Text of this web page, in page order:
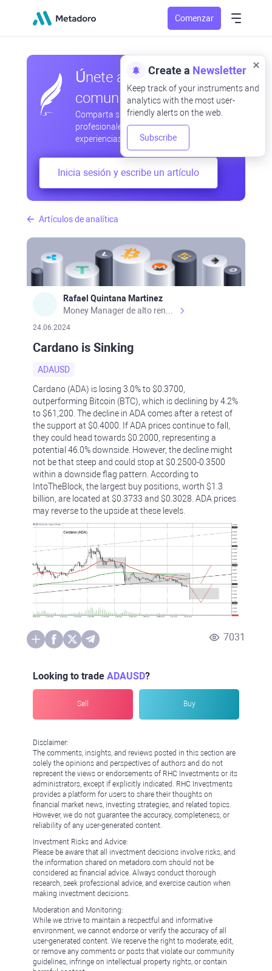
Comenzar
Artículos de analítica
Rafael Quintana Martinez
24.06.2024
Cardano is Sinking
ADAUSD
Cardano (ADA) is losing 3.0% to $0.3700,
outperforming Bitcoin (BTC), which is declining by 4.2%
to $61,200. The decline in ADA comes after a retest of
the support at $0.4000. If ADA prices continue to fall,
they could head towards $0.2000, representing a
potential 46.0% downside. However, the decline might
not be that steep and could stop at $0.2500-0.3500
within a downside flag pattern. According to
IntoTheBlock, the largest buy positions, worth $1.3
billion, are located at $0.3733 and $0.3028. ADA prices
may reverse to the upside at these levels.
7031
Looking to trade ADAUSD?
Sell Buy
Disclaimer:
The comments, insights, and reviews posted in this section are
solely the opinions and perspectives of authors and do not
represent the views or endorsements of RHC Investments or its
administrators, except if explicitly indicated. RHC Investments
provides a platform for users to share their thoughts on
financial market news, investing strategies, and related topics.
However, we do not guarantee the accuracy, completeness, or
reliability of any user-generated content.
Investment Risks and Advice:
Please be aware that all investment decisions involve risks, and
the information shared on metadoro.com should not be
considered as financial advice. Always conduct thorough
research, seek professional advice, and exercise caution when
making investment decisions.
Moderation and Monitoring:
While we strive to maintain a respectful and informative
environment, we cannot endorse or verify the accuracy of all
user-generated content. We reserve the right to moderate, edit,
or remove any comments or posts that violate our community
guidelines, infringe on intellectual property rights, or contain
Únete a nuestra
comunidad
Comparta sus observaciones
profesionales y aficionadas, intercambie
experiencias, anticipe desarrollos
Inicia sesión y escribe un artículo
Create a Newsletter
Keep track of your instruments and
analytics with the most user-
friendly alerts on the web.
Subscribe